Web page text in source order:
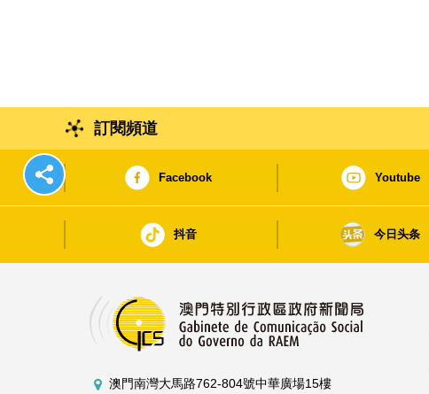
訂閱頻道
Facebook Youtube
抖音 今日头条
澳門南灣大馬路762-804號中華廣場15樓